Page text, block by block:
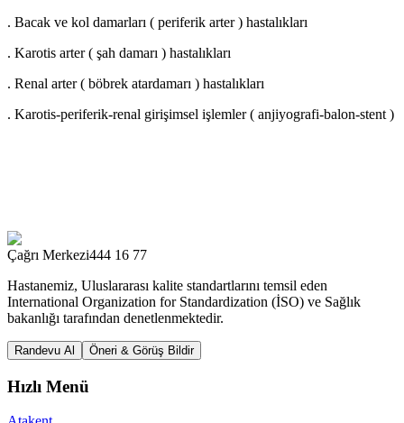
. Bacak ve kol damarları ( periferik arter ) hastalıkları
. Karotis arter ( şah damarı ) hastalıkları
. Renal arter ( böbrek atardamarı ) hastalıkları
. Karotis-periferik-renal girişimsel işlemler ( anjiyografi-balon-stent )
Çağrı Merkezi444 16 77
Hastanemiz, Uluslararası kalite standartlarını temsil eden
International Organization for Standardization (İSO) ve Sağlık
bakanlığı tarafından denetlenmektedir.
Randevu Al Öneri & Görüş Bildir
Hızlı Menü